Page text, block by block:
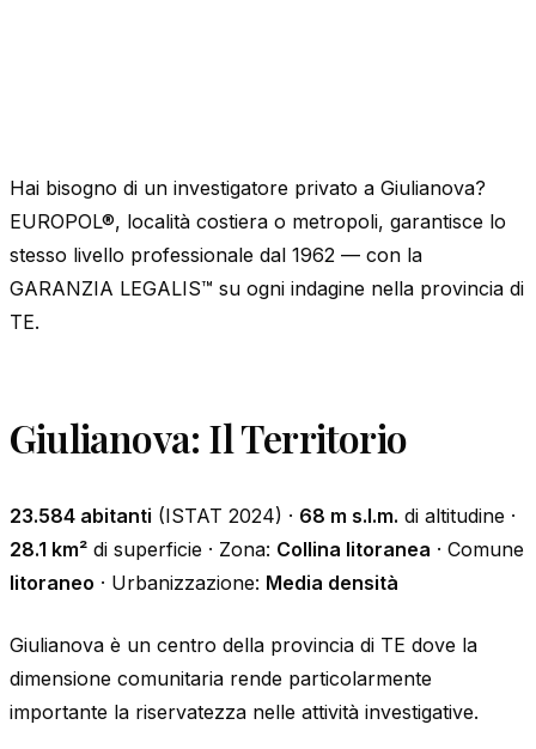
Hai bisogno di un investigatore privato a Giulianova?
EUROPOL®, località costiera o metropoli, garantisce lo
stesso livello professionale dal 1962 — con la
GARANZIA LEGALIS™ su ogni indagine nella provincia di
TE.
Giulianova: Il Territorio
23.584 abitanti (ISTAT 2024) · 68 m s.l.m. di altitudine ·
28.1 km² di superficie · Zona: Collina litoranea · Comune
litoraneo · Urbanizzazione: Media densità
Giulianova è un centro della provincia di TE dove la
dimensione comunitaria rende particolarmente
importante la riservatezza nelle attività investigative.